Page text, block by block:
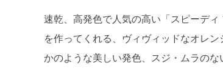
速乾、高発色で人気の高い「スピーデ
を作ってくれる、ヴィヴィッドなオレ
かのような美しい発色、スジ・ムラの